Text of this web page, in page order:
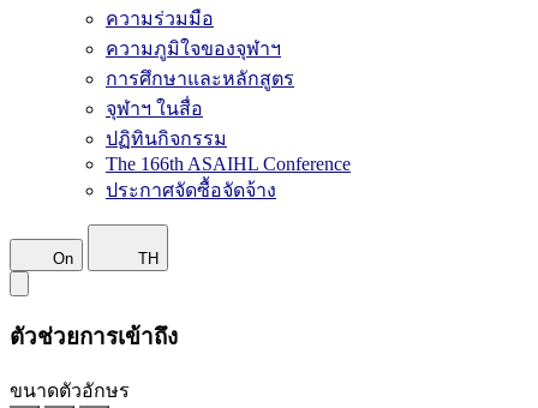
ความร่วมมือ
ความภูมิใจของจุฬาฯ
การศึกษาและหลักสูตร
จุฬาฯ ในสื่อ
ปฏิทินกิจกรรม
The 166th ASAIHL Conference
ประกาศจัดซื้อจัดจ้าง
On TH
ตัวช่วยการเข้าถึง
ขนาดตัวอักษร